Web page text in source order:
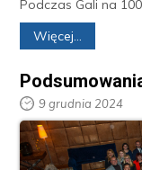
Podczas Gali na
Więcej...
9 grudnia 2024